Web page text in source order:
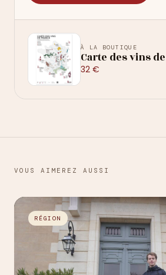
À LA BOUTIQUE
Carte des vins
32 €
VOUS AIMEREZ AUSSI
RÉGION